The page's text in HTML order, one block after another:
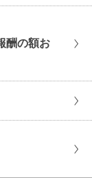
酬の額お